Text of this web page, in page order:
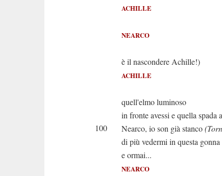
ACHILLE
È
NEARCO
(Che
è il nascondere Achille!)
ACHILLE
Oh se
quell'elmo luminoso
in fronte avessi e quella spada
100
Nearco, io son già stanco
di più vedermi in questa
e ormai...
NEARCO